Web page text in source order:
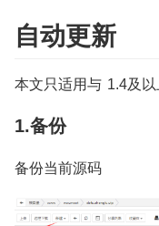
自动更新
本文只适用与 1.4及以
1.备份
备份当前源码